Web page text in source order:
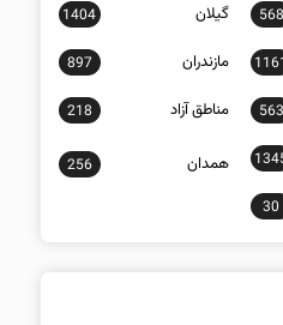
568 گیلان 1404
مازندران 897
563 مناطق آزاد 218
همدان 256
30